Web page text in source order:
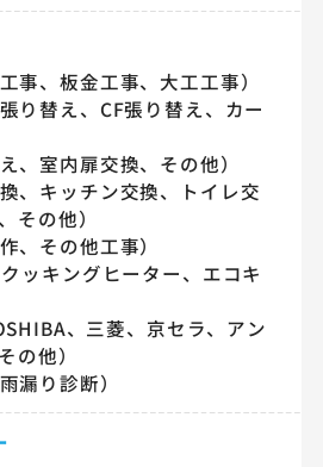
事、板金工事、大工工事）
り替え、CF張り替え、カー
、室内扉交換、その他）
、キッチン交換、トイレ交
その他）
、その他工事）
ッキングヒーター、エコキ
、三菱、京セラ、アン
の他）
漏り診断）